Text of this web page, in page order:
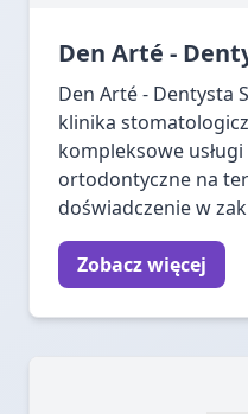
Den Arté -
Den Arté - Dentysta
klinika
kompleksowe
ortodontyczne na
doświadczenie w
Zobacz więcej